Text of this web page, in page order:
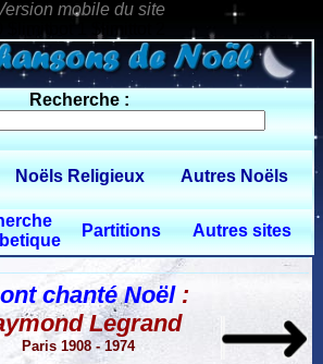
0 $limitbot 1 $limittot 2
Recherche :
Noëls Religieux Autres Noëls
Partitions Autres sites
chanté Noël:
Legrand
Paris 1908 - 1974